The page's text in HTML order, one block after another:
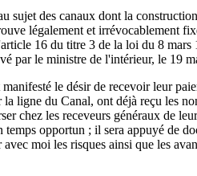
sujet des canaux dont la
légalement et irrévocablement
16 du titre 3 de la loi du 8
par le ministre de l'intérieur, le 19
le désir de recevoir leur
ligne du Canal, ont déjà reçu les
chez les receveurs généraux de
temps opportun ; il sera appuyé de
moi les risques ainsi que les